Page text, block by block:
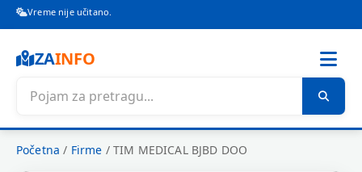
Vreme nije učitano.
ZAINFO
Početna / Firme / TIM MEDICAL BJBD DOO